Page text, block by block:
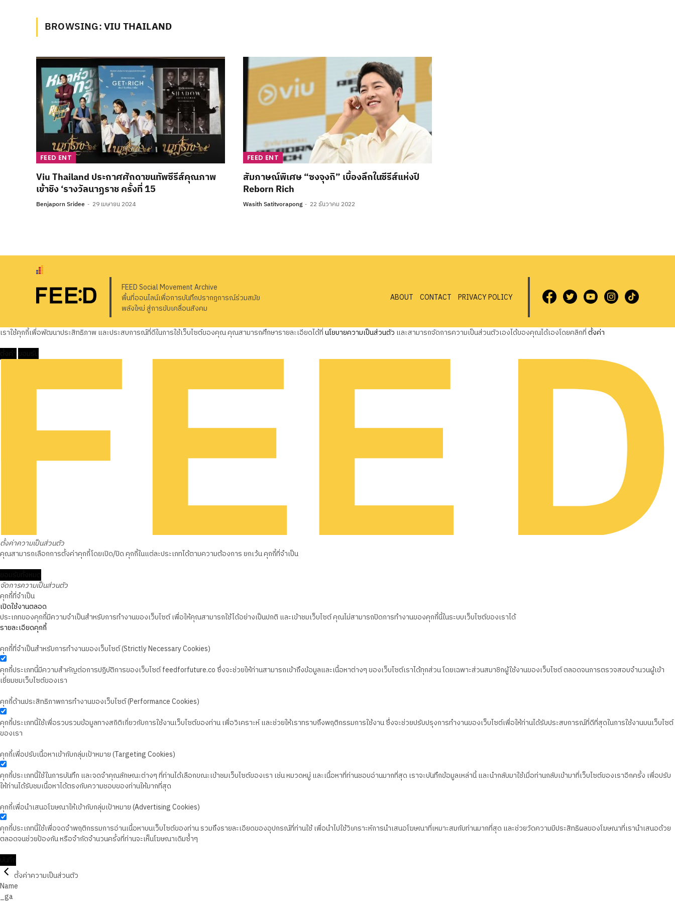
BROWSING:VIU THAILAND
FEED ENT
Viu Thailand ประกาศศักดาขนทัพซีรีส์คุณภาพ
เข้าชิง ‘รางวัลนาฏราช ครั้งที่ 15
Benjaporn Sridee 29 เมษายน 2024
FEED ENT
สัมภาษณ์พิเศษ “ซงจุงกิ” เบื้องลึกในซีรีส์แห่งปี
Reborn Rich
Wasith Satitvorapong 22 ธันวาคม 2022
FEED Social Movement Archive
พื้นที่ออนไลน์เพื่อการบันทึกปรากฏการณ์ร่วมสมัย
พลังใหม่ สู่การขับเคลื่อนสังคม
ABOUT CONTACT PRIVACY POLICY
เราใช้คุกกี้เพื่อพัฒนาประสิทธิภาพ และประสบการณ์ที่ดีในการใช้เว็บไซต์ของคุณ คุณสามารถศึกษารายละเอียดได้ที่นโยบายความเป็นส่วนตัว และสามารถจัดการความเป็นส่วนตัวเองได้ของคุณได้เองโดยคลิกที่ตั้งค่า
ตั้งค่าความเป็นส่วนตัว
คุณสามารถเลือกการตั้งค่าคุกกี้โดยเปิด/ปิด คุกกี้ในแต่ละประเภทได้ตามความต้องการ ยกเว้น คุกกี้ที่จำเป็น
จัดการความเป็นส่วนตัว
คุกกี้ที่จำเป็น
เปิดใช้งานตลอด
ประเภทของคุกกี้มีความจำเป็นสำหรับการทำงานของเว็บไซต์ เพื่อให้คุณสามารถใช้ได้อย่างเป็นปกติ และเข้าชมเว็บไซต์ คุณไม่สามารถปิดการทำงานของคุกกี้นี้ในระบบเว็บไซต์ของเราได้
รายละเอียดคุกกี้
คุกกี้ที่จำเป็นสำหรับการทำงานของเว็บไซต์ (Strictly Necessary Cookies)
คุกกี้ประเภทนี้มีความสำคัญต่อการปฏิบัติการของเว็บไซต์ feedforfuture.co ซึ่งจะช่วยให้ท่านสามารถเข้าถึงข้อมูลและเนื้อหาต่างๆ ของเว็บไซต์เราได้ทุกส่วน โดยเฉพาะส่วนสมาชิกผู้ใช้งานของเว็บไซต์ ตลอดจนการตรวจสอบจำนวนผู้เข้า
เยี่ยมชมเว็บไซต์ของเรา
คุกกี้ด้านประสิทธิภาพการทำงานของเว็บไซต์ (Performance Cookies)
คุกกี้ประเภทนี้ใช้เพื่อรวบรวมข้อมูลทางสถิติเกี่ยวกับการใช้งานเว็บไซต์ของท่าน เพื่อวิเคราะห์ และช่วยให้เราทราบถึงพฤติกรรมการใช้งาน ซึ่งจะช่วยปรับปรุงการทำงานของเว็บไซต์เพื่อให้ท่านได้รับประสบการณ์ที่ดีที่สุดในการใช้งานบนเว็บไซต์
ของเรา
คุกกี้เพื่อปรับเนื้อหาเข้ากับกลุ่มเป้าหมาย (Targeting Cookies)
คุกกี้ประเภทนี้ใช้ในการบันทึก และจดจำคุณลักษณะต่างๆ ที่ท่านได้เลือกขณะเข้าชมเว็บไซต์ของเรา เช่น หมวดหมู่ และเนื้อหาที่ท่านชอบอ่านมากที่สุด เราจะบันทึกข้อมูลเหล่านี้ และนำกลับมาใช้เมื่อท่านกลับเข้ามาที่เว็บไซต์ของเราอีกครั้ง เพื่อปรับ
ให้ท่านได้รับชมเนื้อหาได้ตรงกับความชอบของท่านให้มากที่สุด
คุกกี้เพื่อนำเสนอโฆษณาให้เข้ากับกลุ่มเป้าหมาย (Advertising Cookies)
คุกกี้ประเภทนี้ใช้เพื่อจดจำพฤติกรรมการอ่านเนื้อหาบนเว็บไซต์ของท่าน รวมถึงรายละเอียดของอุปกรณ์ที่ท่านใช้ เพื่อนำไปใช้วิเคราะห์การนำเสนอโฆษณาที่เหมาะสมกับท่านมากที่สุด และช่วยวัดความมีประสิทธิผลของโฆษณาที่เรานำเสนอด้วย
ตลอดจนช่วยป้องกัน หรือจำกัดจำนวนครั้งที่ท่านจะเห็นโฆษณาเดิมซ้ำๆ
ตั้งค่าความเป็นส่วนตัว
Name
_ga